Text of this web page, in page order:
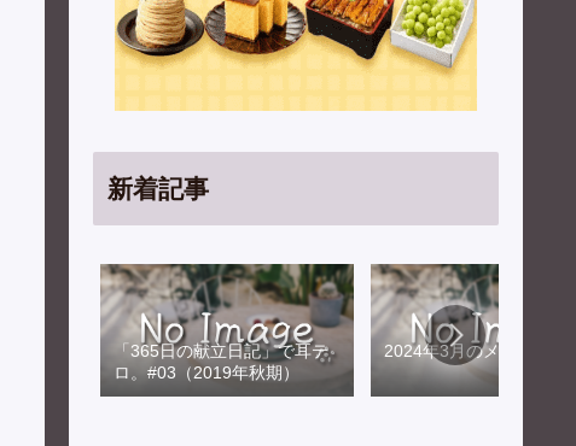
新着記事
「365日の献立日記」で耳テ
ロ。#03（2019年秋期）
2024年3月のメンテナン